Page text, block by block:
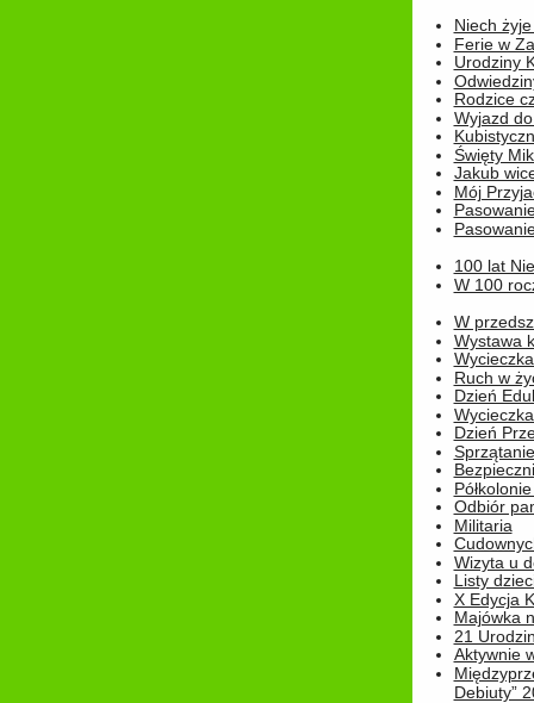
Niech
Ferie w
Urodziny
Rodzice
Wyjazd
Święty
Jakub
Mój
100 lat
W 100
W
Wystawa
Ruch w
Dzień
Dzień
Odbiór
Militaria
Wizyta u
Listy
X Edycja
Majówka
21
Aktywnie
Debiuty”